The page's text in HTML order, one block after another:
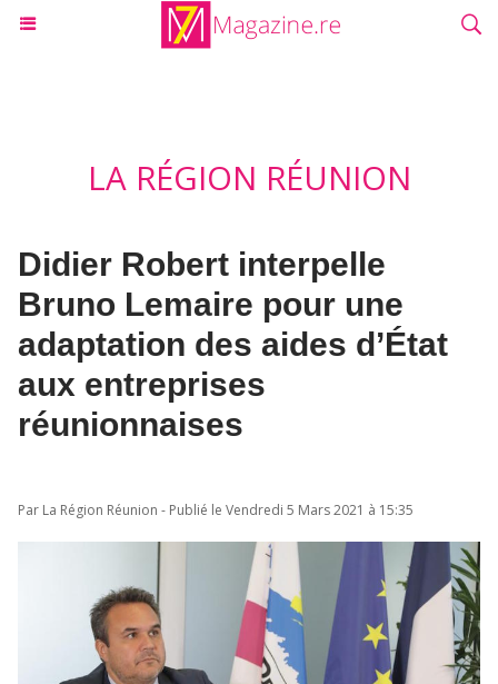
LA RÉGION RÉUNION
Didier Robert interpelle
Bruno Lemaire pour une
adaptation des aides d’État
aux entreprises
réunionnaises
Par La Région Réunion - Publié le Vendredi 5 Mars 2021 à 15:35